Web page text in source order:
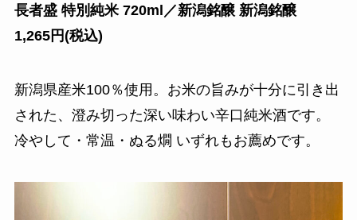
長者盛 特別純米 720ml／新潟銘醸 新潟銘醸
1,265円(税込)
新潟県産米100％使用。お米の旨みが十分に引き出
された、澄み切った深い味わい辛口純米酒です。
冷やして・常温・ぬる燗 いずれもお薦めです。